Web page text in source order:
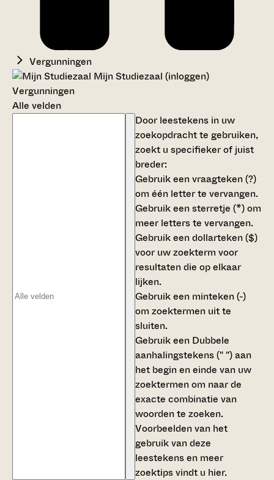
Vergunningen
Mijn Studiezaal (inloggen)
Vergunningen
Alle velden
Door leestekens in uw
zoekopdracht te gebruiken,
zoekt u specifieker of juist
breder:
Gebruik eenvraagteken (?)
om één letter te vervangen.
Gebruik eensterretje (*)om
meer letters te vervangen.
Gebruik eendollarteken ($)
voor uw zoekterm voor
resultaten die op elkaar
lijken.
Gebruik een minteken (-)
om zoektermen uit te
sluiten.
Gebruik een Dubbele
aanhalingstekens (" ")aan
het begin en einde van uw
zoektermen om naar de
exacte combinatie van
woorden te zoeken.
Voorbeelden van het
gebruik van deze
leestekens en meer
zoektips vindt u hier.